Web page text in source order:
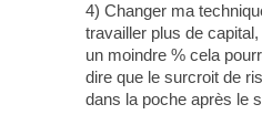
4) Changer ma
travailler plus de
un moindre % cela
dire que le surcroit de
dans la poche après le